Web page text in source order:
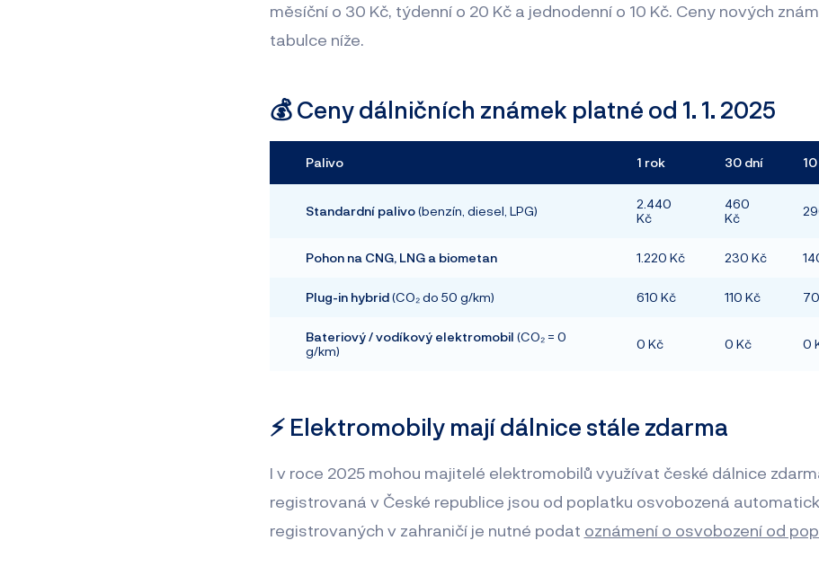
měsíční o 30 Kč, týdenní o 20 Kč a jednodenní o 10 Kč. Ceny nových
tabulce níže.
💰 Ceny dálničních známek platné od 1. 1. 2025
Palivo 1 rok 30 dní
Standardní palivo(benzín, diesel, LPG)
2.440
Kč
460
Kč
Pohon na CNG, LNG a biometan 1.220 Kč 230 Kč
Plug-in hybrid(CO₂ do 50 g/km) 610 Kč 110 Kč
Bateriový / vodíkový elektromobil (CO₂ = 0
g/km)
0 Kč 0 Kč 0
⚡ Elektromobily mají dálnice stále zdarma
I v roce 2025 mohou majitelé elektromobilů využívat české dálnice
registrovaná v České republice jsou od poplatku osvobozená
registrovaných v zahraničí je nutné podat oznámení o osvobození od